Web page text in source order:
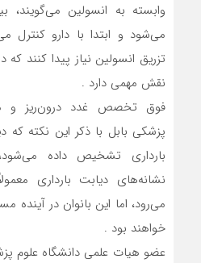
وابسته به انسولین می‌گویند،
می‌شود و ابتدا با دارو
تزریق انسولین نیاز پیدا کنند
نقش مهمی دارد .
فوق تخصص غدد درون‌ریز و
پزشکی بابل با ذکر این نکته که
بارداری تشخیص داده
نشانه‌های دیابت بارداری
می‌رود، اما این بانوان در آینده
خواهند بود .
عضو هیات علمی دانشگاه علوم